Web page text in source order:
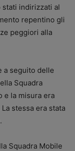
indirizzati al
repentino gli
peggiori alla
a seguito delle
Squadra
e la misura era
stessa era stata
Squadra Mobile